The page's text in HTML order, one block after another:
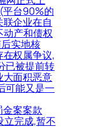
平台90%的
企业在自
产和债权
实地核
权属争议,
已被提前转
大面积恶意
可能又是一
金案案款
立完成,暂不